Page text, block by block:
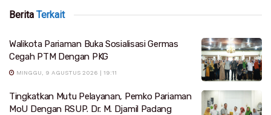
Berita Terkait
Walikota Pariaman Buka Sosialisasi Germas
Cegah PTM Dengan PKG
MINGGU, 9 AGUSTUS 2026 | 19:11
Tingkatkan Mutu Pelayanan, Pemko Pariaman
MoU Dengan RSUP. Dr. M. Djamil Padang